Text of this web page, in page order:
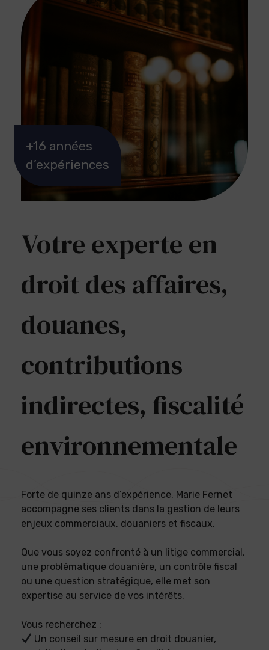
+16 années
d’expériences
Votre experte en
droit des affaires,
douanes,
contributions
indirectes, fiscalité
environnementale
Forte de quinze ans d’expérience, Marie Fernet
accompagne ses clients dans la gestion de leurs
enjeux commerciaux, douaniers et fiscaux.
Que vous soyez confronté à un litige commercial,
une problématique douanière, un contrôle fiscal
ou une question stratégique, elle met son
expertise au service de vos intérêts.
Vous recherchez :
Un conseil sur mesure en droit douanier,